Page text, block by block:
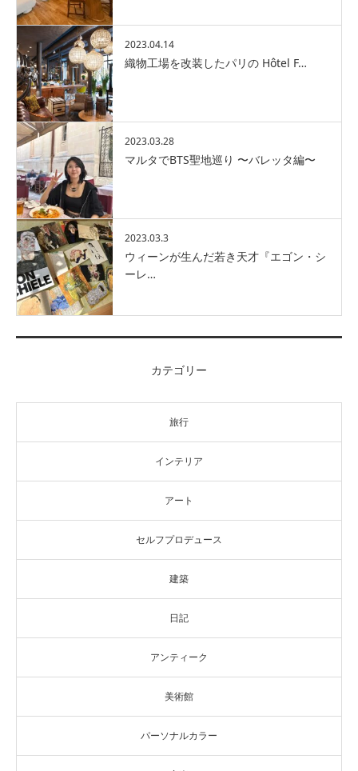
2023.04.14
織物工場を改装したパリの Hôtel F…
2023.03.28
マルタでBTS聖地巡り 〜バレッタ編〜
2023.03.3
ウィーンが生んだ若き天才『エゴン・シ
ーレ…
カテゴリー
旅行
インテリア
アート
セルフプロデュース
建築
日記
アンティーク
美術館
パーソナルカラー